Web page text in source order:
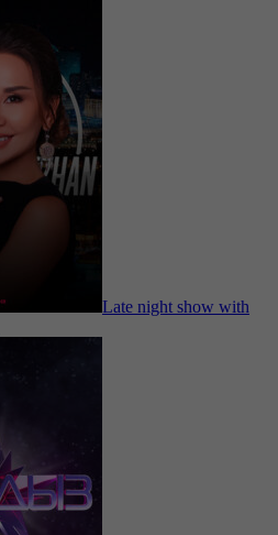
Late night show with